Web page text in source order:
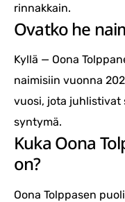
rinnakkain.
Ovatko he
Kyllä — Oona
naimisiin vuonna
vuosi, jota juhlistivat
syntymä.
Kuka Oona
on?
Oona Tolppasen